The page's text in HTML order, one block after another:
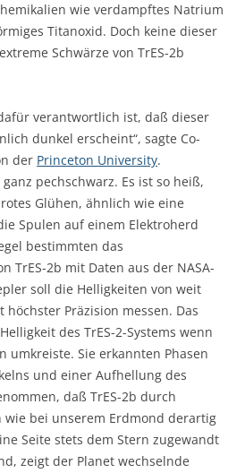
wie verdampftes Natrium
Titanoxid. Doch keine dieser
Schwärze von TrES-2b
verantwortlich ist, daß dieser
dunkel erscheint“, sagte Co-
der Princeton University.
pechschwarz. Es ist so heiß,
Glühen, ähnlich wie eine
Spulen auf einem Elektroherd
bestimmten das
TrES-2b mit Daten aus der NASA-
soll die Helligkeiten von weit
Präzision messen. Das
des TrES-2-Systems wenn
umkreiste. Sie erkannten Phasen
und einer Aufhellung des
daß TrES-2b durch
wie bei unserem Erdmond derartig
Seite stets dem Stern zugewandt
zeigt der Planet wechselnde